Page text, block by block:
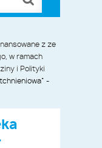
z ze
w ramach
i Polityki
-